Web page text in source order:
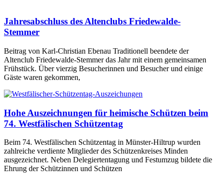
Jahresabschluss des Altenclubs Friedewalde-
Stemmer
Beitrag von Karl-Christian Ebenau Traditionell beendete der
Altenclub Friedewalde-Stemmer das Jahr mit einem gemeinsamen
Frühstück. Über vierzig Besucherinnen und Besucher und einige
Gäste waren gekommen,
Hohe Auszeichnungen für heimische Schützen beim
74. Westfälischen Schützentag
Beim 74. Westfälischen Schützentag in Münster-Hiltrup wurden
zahlreiche verdiente Mitglieder des Schützenkreises Minden
ausgezeichnet. Neben Delegiertentagung und Festumzug bildete die
Ehrung der Schützinnen und Schützen